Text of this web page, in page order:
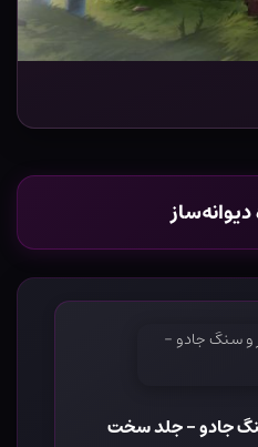
جادو - جلد سخت